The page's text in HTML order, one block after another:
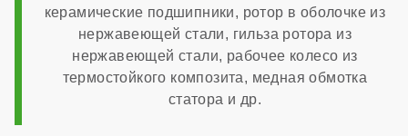
10 лет
керамические подшипники, ротор в оболочке из
нержавеющей стали, гильза ротора из
нержавеющей стали, рабочее колесо из
термостойкого композита, медная обмотка
статора и др.